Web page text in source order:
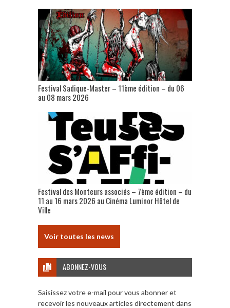
Festival Sadique-Master – 11ème édition – du 06
au 08 mars 2026
Festival des Monteurs associés – 7ème édition – du
11 au 16 mars 2026 au Cinéma Luminor Hôtel de
Ville
Voir toutes les news
ABONNEZ-VOUS
Saisissez votre e-mail pour vous abonner et
recevoir les nouveaux articles directement dans